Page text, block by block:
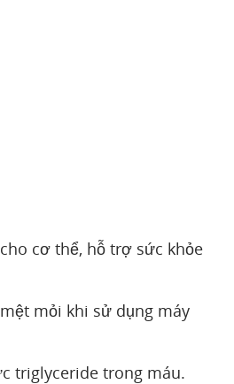
cơ thể, hỗ trợ sức khỏe
mỏi khi sử dụng máy
triglyceride trong máu.